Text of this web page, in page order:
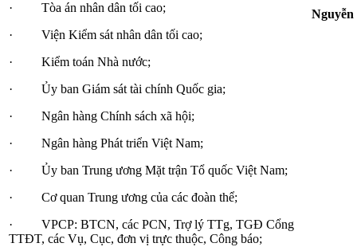
· Tòa án nhân dân tối cao;
· Viện Kiểm sát nhân dân tối cao;
· Kiểm toán Nhà nước;
· Ủy ban Giám sát tài chính Quốc gia;
· Ngân hàng Chính sách xã hội;
· Ngân hàng Phát triển Việt Nam;
· Ủy ban Trung ương Mặt trận Tổ quốc Việt Nam;
· Cơ quan Trung ương của các đoàn thể;
· VPCP: BTCN, các PCN, Trợ lý TTg, TGĐ Cổng
TTĐT, các Vụ, Cục, đơn vị trực thuộc, Công báo;